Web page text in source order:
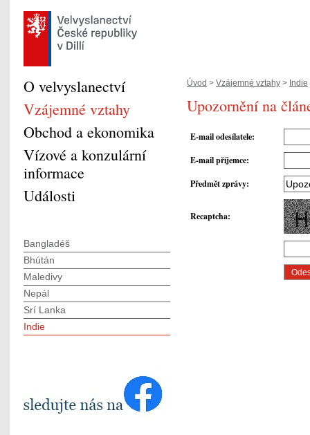
Úvod > Vzájemné vztahy > Indie
Upozornění na
E-mail odesílatele:
E-mail příjemce:
Předmět zprávy:
Recaptcha:
O velvyslanectví
Vzájemné vztahy
Obchod a ekonomika
Vízové a konzulární
informace
Události
Bangladéš
Bhútán
Maledivy
Nepál
Srí Lanka
Indie